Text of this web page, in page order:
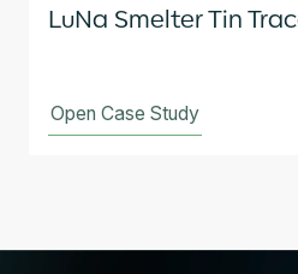
LuNa Smelter Tin
Open Case Study